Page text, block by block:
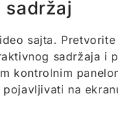
sadržaj
sajta.
sadržaja i
kontrolnim
na